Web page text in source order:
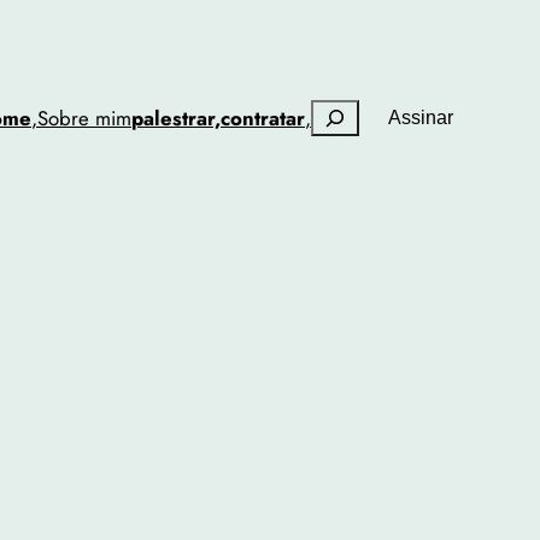
,Sobre mimpalestrar,contratar, PesquisarAssinar